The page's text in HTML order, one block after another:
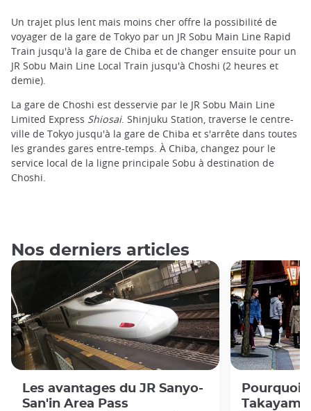
Un trajet plus lent mais moins cher offre la possibilité de
voyager de la gare de Tokyo par un JR Sobu Main Line Rapid
Train jusqu'à la gare de Chiba et de changer ensuite pour un
JR Sobu Main Line Local Train jusqu'à Choshi (2 heures et
demie).
La gare de Choshi est desservie par le JR Sobu Main Line
Limited Express Shiosai. Shinjuku Station, traverse le centre-
ville de Tokyo jusqu'à la gare de Chiba et s'arrête dans toutes
les grandes gares entre-temps. À Chiba, changez pour le
service local de la ligne principale Sobu à destination de
Choshi.
Nos derniers articles
Les avantages du JR Sanyo-
San'in Area Pass
Pourquoi